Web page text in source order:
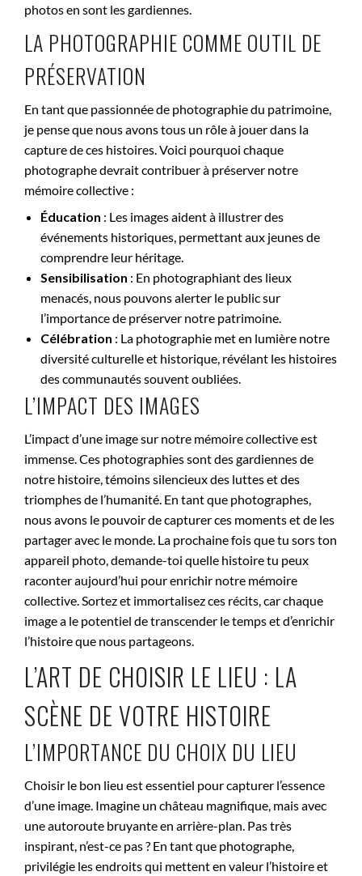
photos en sont les gardiennes.
LA PHOTOGRAPHIE COMME OUTIL DE
PRÉSERVATION
En tant que passionnée de photographie du patrimoine,
je pense que nous avons tous un rôle à jouer dans la
capture de ces histoires. Voici pourquoi chaque
photographe devrait contribuer à préserver notre
mémoire collective :
Éducation : Les images aident à illustrer des
événements historiques, permettant aux jeunes de
comprendre leur héritage.
Sensibilisation : En photographiant des lieux
menacés, nous pouvons alerter le public sur
l’importance de préserver notre patrimoine.
Célébration : La photographie met en lumière notre
diversité culturelle et historique, révélant les histoires
des communautés souvent oubliées.
L’IMPACT DES IMAGES
L’impact d’une image sur notre mémoire collective est
immense. Ces photographies sont des gardiennes de
notre histoire, témoins silencieux des luttes et des
triomphes de l’humanité. En tant que photographes,
nous avons le pouvoir de capturer ces moments et de les
partager avec le monde. La prochaine fois que tu sors ton
appareil photo, demande-toi quelle histoire tu peux
raconter aujourd’hui pour enrichir notre mémoire
collective. Sortez et immortalisez ces récits, car chaque
image a le potentiel de transcender le temps et d’enrichir
l’histoire que nous partageons.
L’ART DE CHOISIR LE LIEU : LA
SCÈNE DE VOTRE HISTOIRE
L’IMPORTANCE DU CHOIX DU LIEU
Choisir le bon lieu est essentiel pour capturer l’essence
d’une image. Imagine un château magnifique, mais avec
une autoroute bruyante en arrière-plan. Pas très
inspirant, n’est-ce pas ? En tant que photographe,
privilégie les endroits qui mettent en valeur l’histoire et